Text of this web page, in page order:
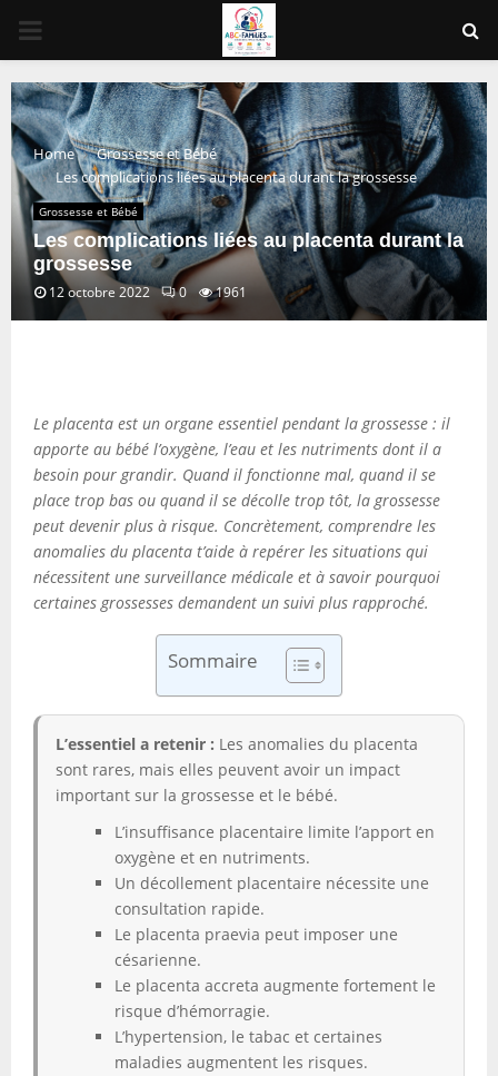
PRIMARY
MENU
Home
Grossesse et Bébé
Les complications liées au placenta durant la grossesse
Grossesse et Bébé
Les complications liées au placenta durant la
grossesse
12 octobre 2022 0 1961
Le placenta est un organe essentiel pendant la grossesse : il
apporte au bébé l’oxygène, l’eau et les nutriments dont il a
besoin pour grandir. Quand il fonctionne mal, quand il se
place trop bas ou quand il se décolle trop tôt, la grossesse
peut devenir plus à risque. Concrètement, comprendre les
anomalies du placenta t’aide à repérer les situations qui
nécessitent une surveillance médicale et à savoir pourquoi
certaines grossesses demandent un suivi plus rapproché.
Sommaire
L’essentiel a retenir : Les anomalies du placenta
sont rares, mais elles peuvent avoir un impact
important sur la grossesse et le bébé.
L’insuffisance placentaire limite l’apport en
oxygène et en nutriments.
Un décollement placentaire nécessite une
consultation rapide.
Le placenta praevia peut imposer une
césarienne.
Le placenta accreta augmente fortement le
risque d’hémorragie.
L’hypertension, le tabac et certaines
maladies augmentent les risques.